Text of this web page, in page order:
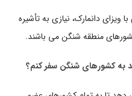
ویزای دانمارک، نیازی به تأشیره
منطقه شنگن می باشند.
به کشورهای شنگن سفر کنم؟